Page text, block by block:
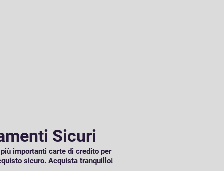
Sicuri
importanti carte di credito per
sicuro. Acquista tranquillo!